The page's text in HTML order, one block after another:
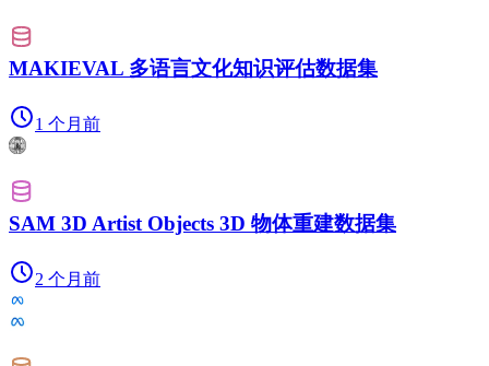
MAKIEVAL 多语言文化知识评估数据集
1 个月前
SAM 3D Artist Objects 3D 物体重建数据集
2 个月前